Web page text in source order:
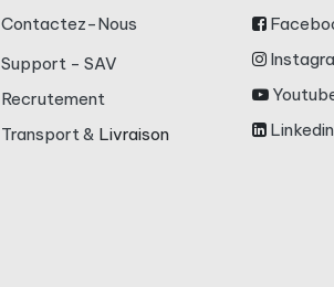
Contactez-Nous
Support - SAV
Recrutement
Transport & Livraison
Linkedin